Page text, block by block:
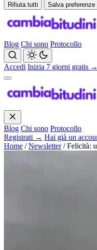
Rifiuta tutti
Salva preferenze
Blog Chi sono Protocollo
Accedi Inizia 7 giorni gratis →
Blog Chi sono Protocollo
Registrati → Hai già un
Home / Newsletter / Felicità: